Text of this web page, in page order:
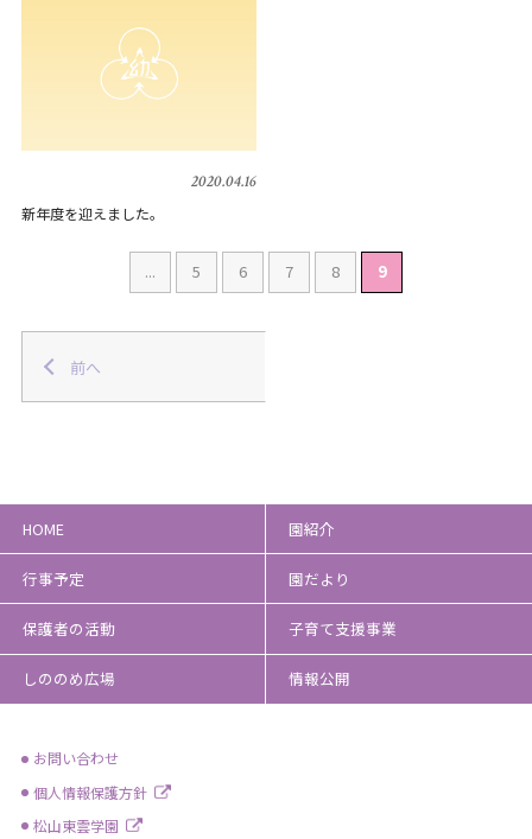
2020.04.16
新年度を迎えました。
前へ
... 5 6 7 8 9
HOME 園紹介
行事予定 園だより
保護者の活動 子育て支援事業
しののめ広場 情報公開
お問い合わせ
個人情報保護方針
松山東雲学園